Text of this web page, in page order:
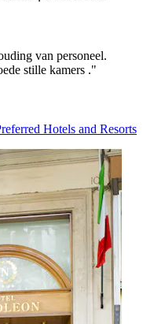
van personeel.
stille kamers ."
Hotels and Resorts